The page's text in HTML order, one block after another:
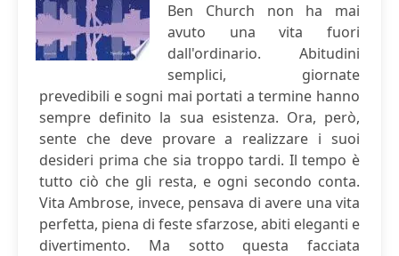
Ben Church non ha mai
avuto una vita fuori
dall'ordinario. Abitudini
semplici, giornate
prevedibili e sogni mai portati a termine hanno
sempre definito la sua esistenza. Ora, però,
sente che deve provare a realizzare i suoi
desideri prima che sia troppo tardi. Il tempo è
tutto ciò che gli resta, e ogni secondo conta.
Vita Ambrose, invece, pensava di avere una vita
perfetta, piena di feste sfarzose, abiti eleganti e
divertimento. Ma sotto questa facciata